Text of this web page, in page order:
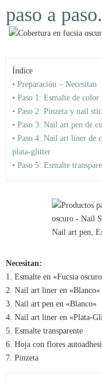
paso a paso.
Índice
• Preparación – Necesitan
• Paso 1: Esmalte de color
• Paso 2: Pinzeta y nail
• Paso 3: Nail art pen de
• Paso 4: Nail art liner de
plata-glitter
• Paso 5: Esmalte
Necesitan:
1. Esmalte en «Fucsia
2. Nail art liner en «Blanco»
3. Nail art pen en «Blanco»
4. Nail art liner en «Plata-
5. Esmalte transparente
6. Hoja con flores
7. Pinzeta